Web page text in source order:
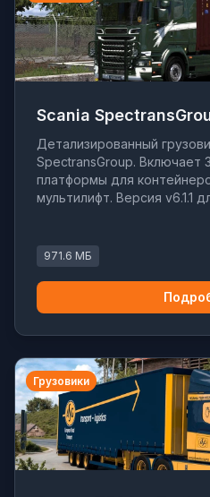
Scania
Детализированный
SpectransGroup. Включает
платформы для
мультилифт. Версия v6.1.1
971.6 МБ
Грузовики